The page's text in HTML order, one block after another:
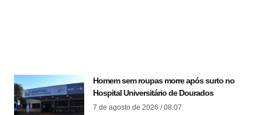
Homem sem roupas morre após surto no
Hospital Universitário de Dourados
7 de agosto de 2026 08:07